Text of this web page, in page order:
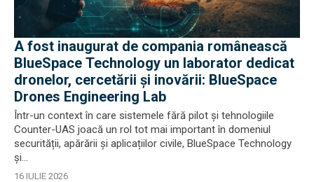
A fost inaugurat de compania românească
BlueSpace Technology un laborator dedicat
dronelor, cercetării și inovării: BlueSpace
Drones Engineering Lab
Într-un context în care sistemele fără pilot și tehnologiile
Counter-UAS joacă un rol tot mai important în domeniul
securității, apărării și aplicațiilor civile, BlueSpace Technology
și...
16 IULIE 2026